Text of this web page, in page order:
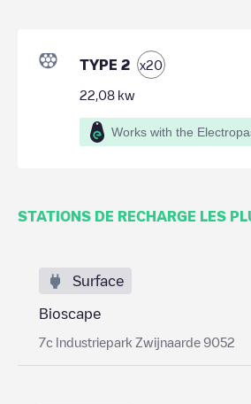
TYPE 2 x20
22,08 kw
Works with the
STATIONS DE RECHARGE LES
Surface
Bioscape
7c Industriepark Zwijnaarde 9052